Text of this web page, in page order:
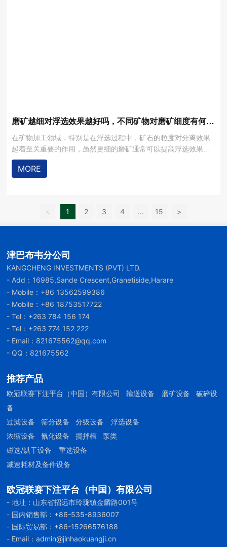
磨矿越细对浮选效果越好吗，不同矿物对磨矿细度有何要
求？
在矿物加工领域，特别是在浮选过程中，矿石的粒度对分离效果
起着至关重要的作用，虽然更细的磨矿通常可以提高浮选效果，
但过度细磨也可能带来负面影响。
MORE
< 1 2 3 4 ... 15 >
津巴布韦分公司
KANGCHENG INVESTMENTS (PVT) LTD.
- Add：16985,Sande Crescent,Granetiside,Harare
- Mobile： +86 13562599386
- Mobile： +86 18753517722
- Tel： +263 784 156 174
- Tel： +263 774 152 222
- Email： 821675562@qq.com
- QQ：821675562
推荐产品
欧冠联赛下注平台（中国）有限公司 输送设备 磨矿设备
破碎设
备
过滤设备
筛分设备 分级设备
浮选设备
浓缩设备
氰化设备 搅拌槽
泵类
磁选/烘干设备
重选设备
减速耗材及备件设备
欧冠联赛下注平台（中国）有限公司
- 地址：山东省招远市玲珑镇金麟路001号
- 国内销售部： +86-535-8936007
- 国际贸易部： +86-15266576188
- Email：admin@jinhaokuangji.cn